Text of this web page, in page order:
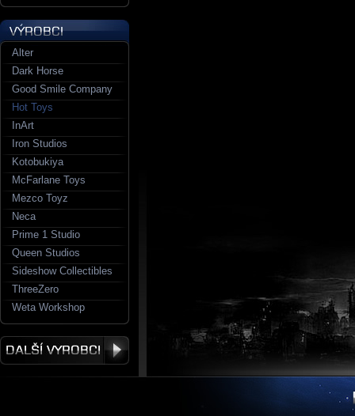
Alter
Dark Horse
Good Smile Company
Hot Toys
InArt
Iron Studios
Kotobukiya
McFarlane Toys
Mezco Toyz
Neca
Prime 1 Studio
Queen Studios
Sideshow Collectibles
ThreeZero
Weta Workshop